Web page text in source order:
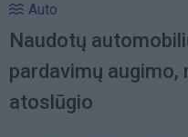
Auto
Naudotų
pardavimų augimo,
atoslūgio